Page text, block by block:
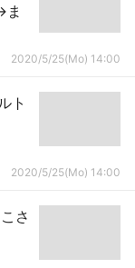
ま
2020/5/25(Mo) 14:00
ト
2020/5/25(Mo) 14:00
さ